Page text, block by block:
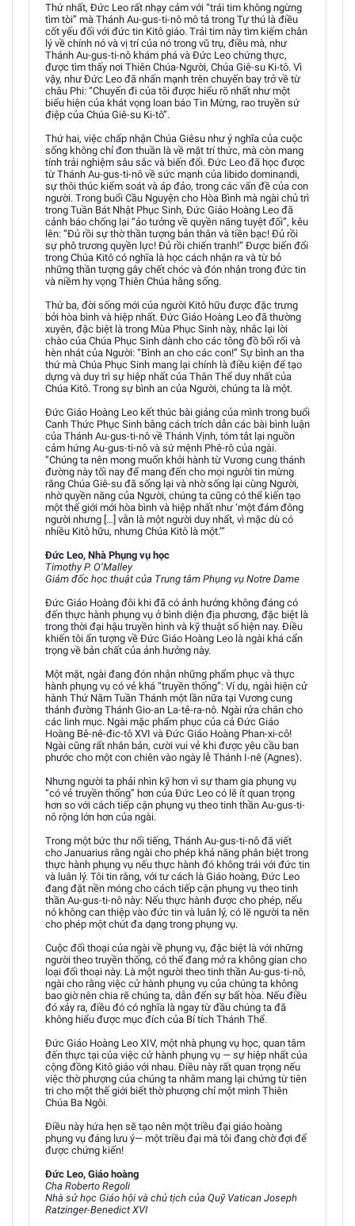
Thứ nhất, Đức Leo rất nhạy cảm với “trái tim không ngừng
tìm tòi” mà Thánh Au-gus-ti-nô mô tả trong Tự thú là điều
cốt yếu đối với đức tin Kitô giáo. Trái tim này tìm kiếm chân
lý về chính nó và vị trí của nó trong vũ trụ, điều mà, như
Thánh Au-gus-ti-nô khám phá và Đức Leo chứng thực,
được tìm thấy nơi Thiên Chúa-Người, Chúa Giê-su Ki-tô. Vì
vậy, như Đức Leo đã nhấn mạnh trên chuyến bay trở về từ
châu Phi: “Chuyến đi của tôi được hiểu rõ nhất như một
biểu hiện của khát vọng loan báo Tin Mừng, rao truyền sứ
điệp của Chúa Giê-su Ki-tô”.
Thứ hai, việc chấp nhận Chúa Giêsu như ý nghĩa của cuộc
sống không chỉ đơn thuần là về mặt trí thức, mà còn mang
tính trải nghiệm sâu sắc và biến đổi. Đức Leo đã học được
từ Thánh Au-gus-ti-nô về sức mạnh của libido dominandi,
sự thôi thúc kiểm soát và áp đảo, trong các vấn đề của con
người. Trong buổi Cầu Nguyện cho Hòa Bình mà ngài chủ trì
trong Tuần Bát Nhật Phục Sinh, Đức Giáo Hoàng Leo đã
cảnh báo chống lại “ảo tưởng về quyền năng tuyệt đối”, kêu
lên: “Đủ rồi sự thờ thần tượng bản thân và tiền bạc! Đủ rồi
sự phô trương quyền lực! Đủ rồi chiến tranh!” Được biến đổi
trong Chúa Kitô có nghĩa là học cách nhận ra và từ bỏ
những thần tượng gây chết chóc và đón nhận trong đức tin
và niềm hy vọng Thiên Chúa hằng sống.
Thứ ba, đời sống mới của người Kitô hữu được đặc trưng
bởi hòa bình và hiệp nhất. Đức Giáo Hoàng Leo đã thường
xuyên, đặc biệt là trong Mùa Phục Sinh này, nhắc lại lời
chào của Chúa Phục Sinh dành cho các tông đồ bối rối và
hèn nhát của Người: “Bình an cho các con!” Sự bình an tha
thứ mà Chúa Phục Sinh mang lại chính là điều kiện để tạo
dựng và duy trì sự hiệp nhất của Thân Thể duy nhất của
Chúa Kitô. Trong sự bình an của Người, chúng ta là một.
Đức Giáo Hoàng Leo kết thúc bài giảng của mình trong buổi
Canh Thức Phục Sinh bằng cách trích dẫn các bài bình luận
của Thánh Au-gus-ti-nô về Thánh Vịnh, tóm tắt lại nguồn
cảm hứng Au-gus-ti-nô và sứ mệnh Phê-rô của ngài.
“Chúng ta nên mong muốn khởi hành từ Vương cung thánh
đường này tối nay để mang đến cho mọi người tin mừng
rằng Chúa Giê-su đã sống lại và nhờ sống lại cùng Người,
nhờ quyền năng của Người, chúng ta cũng có thể kiến tạo
một thế giới mới hòa bình và hiệp nhất như ‘một đám đông
người nhưng […] vẫn là một người duy nhất, vì mặc dù có
nhiều Kitô hữu, nhưng Chúa Kitô là một.’”
Đức Leo, Nhà Phụng vụ học
Timothy P. O’Malley
Giám đốc học thuật của Trung tâm Phụng vụ Notre Dame
Đức Giáo Hoàng đôi khi đã có ảnh hưởng không đáng có
đến thực hành phụng vụ ở bình diện địa phương, đặc biệt là
trong thời đại hậu truyền hình và kỹ thuật số hiện nay. Điều
khiến tôi ấn tượng về Đức Giáo Hoàng Leo là ngài khá cẩn
trọng về bản chất của ảnh hưởng này.
Một mặt, ngài đang đón nhận những phẩm phục và thực
hành phụng vụ có vẻ khá “truyền thống”: Ví dụ, ngài hiện cử
hành Thứ Năm Tuần Thánh một lần nữa tại Vương cung
thánh đường Thánh Gio-an La-tê-ra-nô. Ngài rửa chân cho
các linh mục. Ngài mặc phẩm phục của cả Đức Giáo
Hoàng Bê-nê-đic-tô XVI và Đức Giáo Hoàng Phan-xi-cô!
Ngài cũng rất nhân bản, cười vui vẻ khi được yêu cầu ban
phước cho một con chiên vào ngày lễ Thánh I-nê (Agnes).
Nhưng người ta phải nhìn kỹ hơn vì sự tham gia phụng vụ
“có vẻ truyền thống” hơn của Đức Leo có lẽ ít quan trọng
hơn so với cách tiếp cận phụng vụ theo tinh thần Au-gus-ti-
nô rộng lớn hơn của ngài.
Trong một bức thư nổi tiếng, Thánh Au-gus-ti-nô đã viết
cho Januarius rằng ngài cho phép khả năng phân biệt trong
thực hành phụng vụ nếu thực hành đó không trái với đức tin
và luân lý. Tôi tin rằng, với tư cách là Giáo hoàng, Đức Leo
đang đặt nền móng cho cách tiếp cận phụng vụ theo tinh
thần Au-gus-ti-nô này: Nếu thực hành được cho phép, nếu
nó không can thiệp vào đức tin và luân lý, có lẽ người ta nên
cho phép một chút đa dạng trong phụng vụ.
Cuộc đối thoại của ngài về phụng vụ, đặc biệt là với những
người theo truyền thống, có thể đang mở ra không gian cho
loại đối thoại này. Là một người theo tinh thần Au-gus-ti-nô,
ngài cho rằng việc cử hành phụng vụ của chúng ta không
bao giờ nên chia rẽ chúng ta, dẫn đến sự bất hòa. Nếu điều
đó xảy ra, điều đó có nghĩa là ngay từ đầu chúng ta đã
không hiểu được mục đích của Bí tích Thánh Thể.
Đức Giáo Hoàng Leo XIV, một nhà phụng vụ học, quan tâm
đến thực tại của việc cử hành phụng vụ — sự hiệp nhất của
cộng đồng Kitô giáo với nhau. Điều này rất quan trọng nếu
việc thờ phượng của chúng ta nhằm mang lại chứng từ tiên
tri cho một thế giới biết thờ phượng chỉ một mình Thiên
Chúa Ba Ngôi.
Điều này hứa hẹn sẽ tạo nên một triều đại giáo hoàng
phụng vụ đáng lưu ý— một triều đại mà tôi đang chờ đợi để
được chứng kiến!
Đức Leo, Giáo hoàng
Cha Roberto Regoli
Nhà sử học Giáo hội và chủ tịch của Quỹ Vatican Joseph
Ratzinger-Benedict XVI